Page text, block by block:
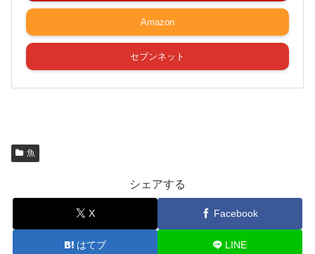
Amazon
セブンネット
魚
シェアする
X Facebook
はてブ LINE